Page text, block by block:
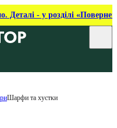
Деталі - у розділі
Шарфи та хустки